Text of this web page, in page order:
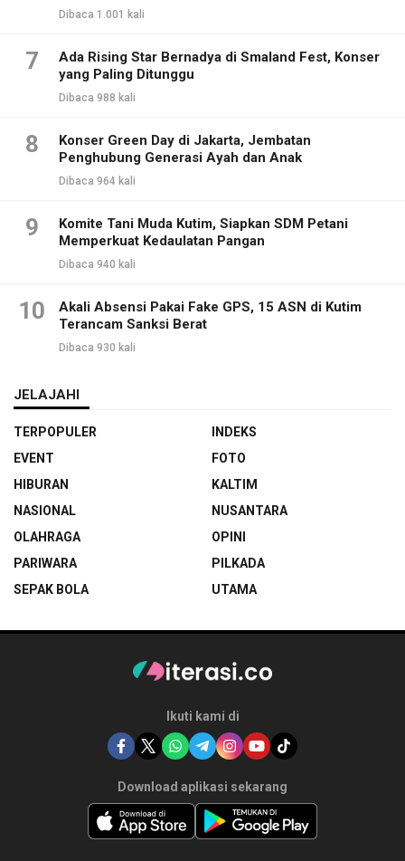
Dibaca 1.001 kali
7
Ada Rising Star Bernadya di Smaland Fest, Konser
yang Paling Ditunggu
Dibaca 988 kali
8
Konser Green Day di Jakarta, Jembatan
Penghubung Generasi Ayah dan Anak
Dibaca 964 kali
9
Komite Tani Muda Kutim, Siapkan SDM Petani
Memperkuat Kedaulatan Pangan
Dibaca 940 kali
10
Akali Absensi Pakai Fake GPS, 15 ASN di Kutim
Terancam Sanksi Berat
Dibaca 930 kali
JELAJAHI
TERPOPULER
INDEKS
EVENT
FOTO
HIBURAN
KALTIM
NASIONAL
NUSANTARA
OLAHRAGA
OPINI
PARIWARA
PILKADA
SEPAK BOLA
UTAMA
Ikuti kami di
Download aplikasi sekarang